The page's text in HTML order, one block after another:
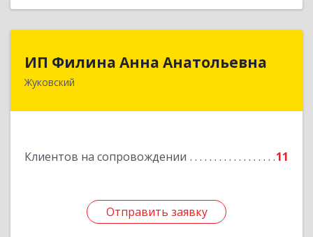
ИП Филина Анна Анатольевна
Жуковский
Клиентов на сопровождении 11
Отправить заявку
Отправить заявку